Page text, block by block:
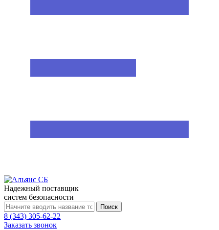
Надежный поставщик
систем безопасности
Поиск
8 (343) 305-62-22
Заказать звонок